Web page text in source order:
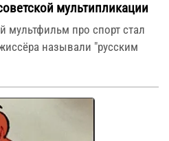
мультипликации
мультфильм про спорт стал
называли "русским